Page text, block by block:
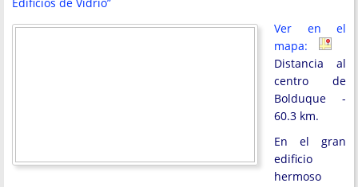
Edificios de Vidrio”
Ver en el
mapa:
Distancia al
centro de
Bolduque -
60.3 km.
En el gran
edificio
hermoso